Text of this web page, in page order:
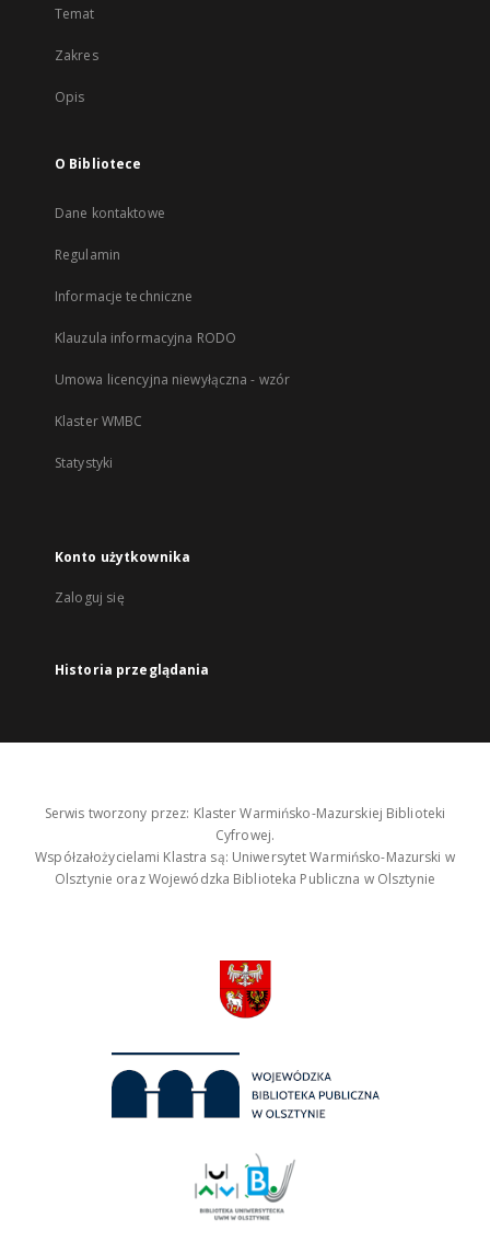
Temat
Zakres
Opis
O Bibliotece
Dane kontaktowe
Regulamin
Informacje techniczne
Klauzula informacyjna RODO
Umowa licencyjna niewyłączna - wzór
Klaster WMBC
Statystyki
Konto użytkownika
Zaloguj się
Historia przeglądania
Serwis tworzony przez: Klaster Warmińsko-Mazurskiej Biblioteki
Cyfrowej.
Współzałożycielami Klastra są: Uniwersytet Warmińsko-Mazurski w
Olsztynie oraz Wojewódzka Biblioteka Publiczna w Olsztynie